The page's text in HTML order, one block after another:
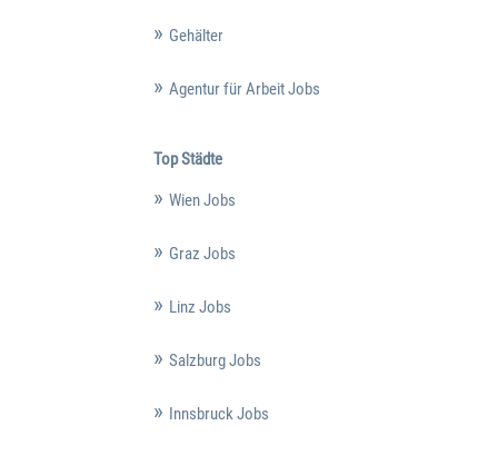
Gehälter
Agentur für Arbeit Jobs
Top Städte
Wien Jobs
Graz Jobs
Linz Jobs
Salzburg Jobs
Innsbruck Jobs